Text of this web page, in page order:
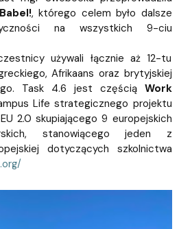
, którego celem było dalsze
na wszystkich 9-ciu
używali łącznie aż 12-tu
Afrikaans oraz brytyjskiej
Task 4.6 jest częścią Work
Life strategicznego projektu
2.0 skupiającego 9 europejskich
stanowiącego jeden z
dotyczących szkolnictwa